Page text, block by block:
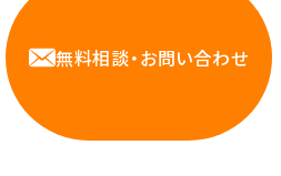
無料相談・お問い合わせ